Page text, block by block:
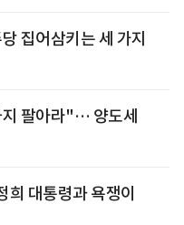
집어삼키는 세 가지
지 팔아라"… 양도세
대통령과 욕쟁이